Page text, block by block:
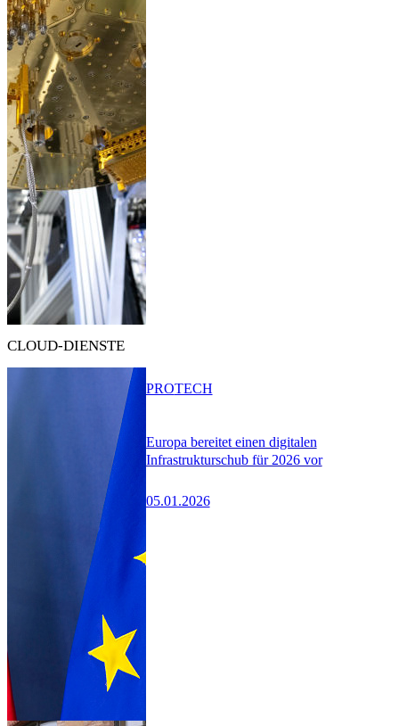
CLOUD-DIENSTE
Europa bereitet einen digitalen
Infrastrukturschub für 2026 vor
05.01.2026
PROTECH